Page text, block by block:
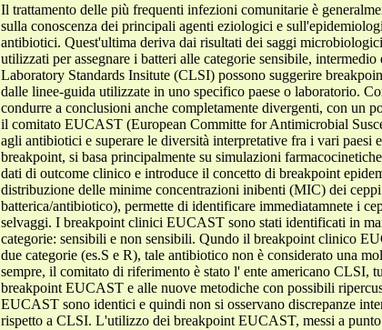
Il trattamento delle più frequenti infezioni comunitarie è
sulla conoscenza dei principali agenti eziologici e
antibiotici. Quest'ultima deriva dai risultati dei saggi
utilizzati per assegnare i batteri alle categorie sensibile,
Laboratory Standards Insitute (CLSI) possono suggerire
dalle linee-guida utilizzate in uno specifico paese o laboratorio.
condurre a conclusioni anche completamente divergenti, con un
il comitato EUCAST (European Committe for Antimicrobial
agli antibiotici e superare le diversità interpretative fra i vari
breakpoint, si basa principalmente su simulazioni
dati di outcome clinico e introduce il concetto di breakpoint
distribuzione delle minime concentrazioni inibenti (MIC) dei
batterica/antibiotico), permette di identificare immediatamnete i
selvaggi. I breakpoint clinici EUCAST sono stati identificati in
categorie: sensibili e non sensibili. Qundo il breakpoint clinico
due categorie (es.S e R), tale antibiotico non è considerato una
sempre, il comitato di riferimento è stato l' ente americano CLSI,
breakpoint EUCAST e alle nuove metodiche con possibili
EUCAST sono identici e quindi non si osservano discrepanze
rispetto a CLSI. L'utilizzo dei breakpoint EUCAST, messi a